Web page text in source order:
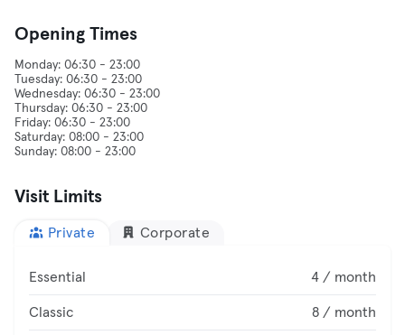
Opening Times
Monday: 06:30 - 23:00
Tuesday: 06:30 - 23:00
Wednesday: 06:30 - 23:00
Thursday: 06:30 - 23:00
Friday: 06:30 - 23:00
Saturday: 08:00 - 23:00
Visit Limits
Private Corporate
Essential 4 / month
Classic 8 / month